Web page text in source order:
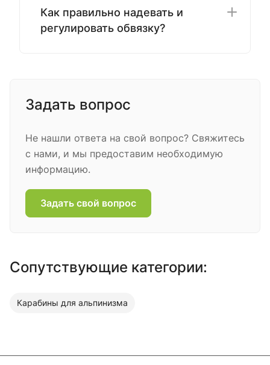
Как правильно надевать и
регулировать обвязку?
Задать вопрос
Не нашли ответа на свой вопрос? Свяжитесь
с нами, и мы предоставим необходимую
информацию.
Задать свой вопрос
Сопутствующие категории:
Карабины для альпинизма